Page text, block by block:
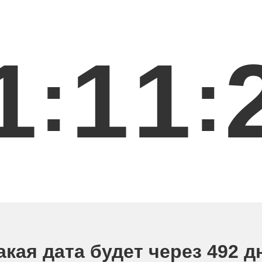
:11:
дата будет через 492